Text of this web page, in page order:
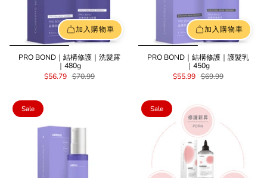
加入購物車
PRO BOND｜結構修護｜洗髮露
｜480g
$56.79 $70.99
加入購物車
PRO BOND｜結構修護｜護髮乳
｜450g
$55.99 $69.99
Sale Sale